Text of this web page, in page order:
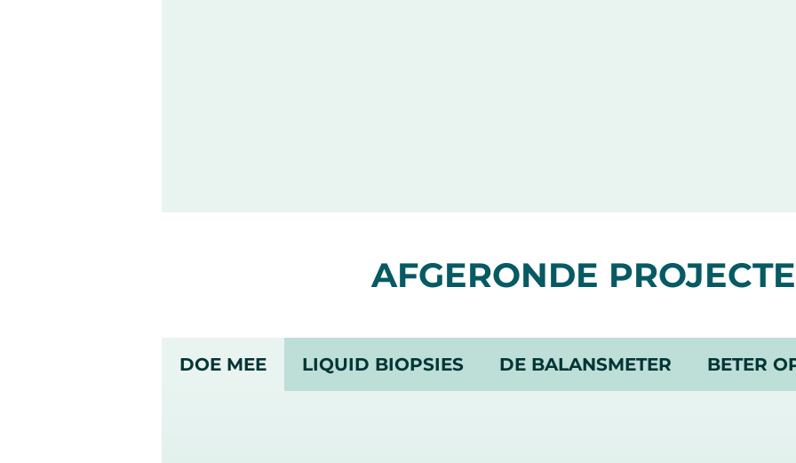
AFGERONDE
DOE MEE LIQUID BIOPSIES DE BALANSMETER BETER